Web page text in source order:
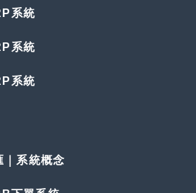
系統
系統
系統
系統概念